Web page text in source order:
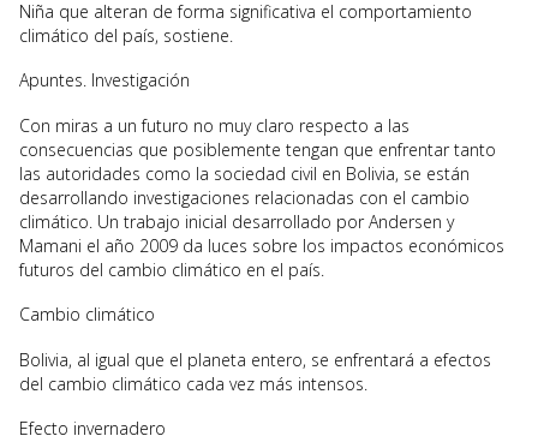
Niña que alteran de forma significativa el comportamiento
climático del país, sostiene.
Apuntes. Investigación
Con miras a un futuro no muy claro respecto a las
consecuencias que posiblemente tengan que enfrentar tanto
las autoridades como la sociedad civil en Bolivia, se están
desarrollando investigaciones relacionadas con el cambio
climático. Un trabajo inicial desarrollado por Andersen y
Mamani el año 2009 da luces sobre los impactos económicos
futuros del cambio climático en el país.
Cambio climático
Bolivia, al igual que el planeta entero, se enfrentará a efectos
del cambio climático cada vez más intensos.
Efecto invernadero